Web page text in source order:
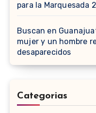
para la Marquesada
Buscan en
mujer y un hombre
desaparecidos
Categorias